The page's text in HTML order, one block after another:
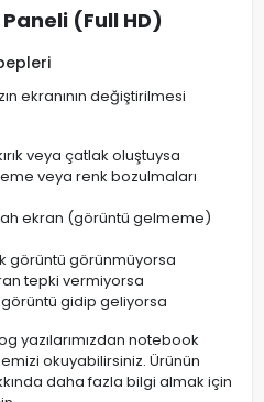
(Full HD)
ekranının değiştirilmesi
veya çatlak oluştuysa
veya renk bozulmaları
ekran (görüntü gelmeme)
görüntü görünmüyorsa
tepki vermiyorsa
gidip geliyorsa
yazılarımızdan notebook
okuyabilirsiniz. Ürünün
daha fazla bilgi almak için